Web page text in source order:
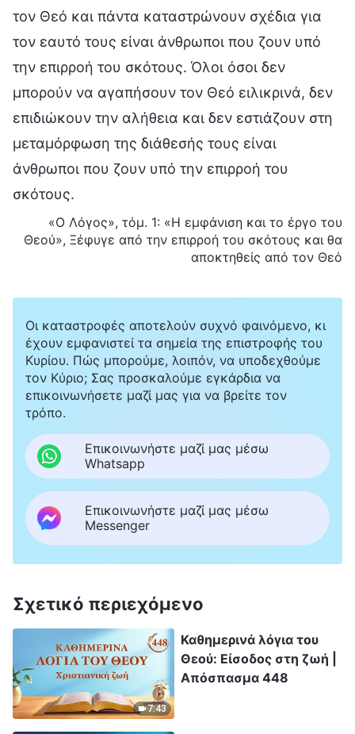
τον Θεό και πάντα καταστρώνουν σχέδια για
τον εαυτό τους είναι άνθρωποι που ζουν υπό
την επιρροή του σκότους. Όλοι όσοι δεν
μπορούν να αγαπήσουν τον Θεό ειλικρινά, δεν
επιδιώκουν την αλήθεια και δεν εστιάζουν στη
μεταμόρφωση της διάθεσής τους είναι
άνθρωποι που ζουν υπό την επιρροή του
σκότους.
«Ο Λόγος», τόμ. 1: «Η εμφάνιση και το έργο του
Θεού», Ξέφυγε από την επιρροή του σκότους και θα
αποκτηθείς από τον Θεό
Οι καταστροφές αποτελούν συχνό φαινόμενο, κι
έχουν εμφανιστεί τα σημεία της επιστροφής του
Κυρίου. Πώς μπορούμε, λοιπόν, να υποδεχθούμε
τον Κύριο; Σας προσκαλούμε εγκάρδια να
επικοινωνήσετε μαζί μας για να βρείτε τον
τρόπο.
Επικοινωνήστε μαζί μας μέσω
Whatsapp
Επικοινωνήστε μαζί μας μέσω
Messenger
Σχετικό περιεχόμενο
7:43
Καθημερινά λόγια του
Θεού: Είσοδος στη ζωή |
Απόσπασμα 448